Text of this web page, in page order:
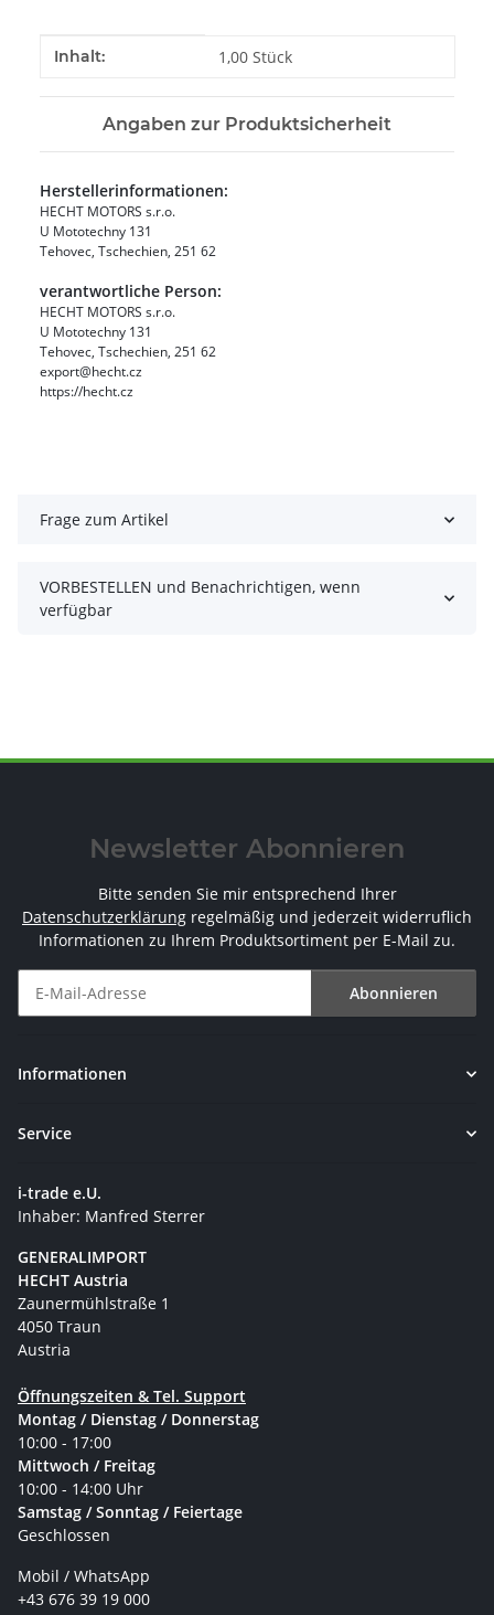
Produkteigenschaft
Wert
Inhalt: 1,00 Stück
Angaben zur Produktsicherheit
Herstellerinformationen:
HECHT MOTORS s.r.o.
U Mototechny 131
Tehovec, Tschechien, 251 62
verantwortliche Person:
HECHT MOTORS s.r.o.
U Mototechny 131
Tehovec, Tschechien, 251 62
export@hecht.cz
https://hecht.cz
Frage zum Artikel
VORBESTELLEN und Benachrichtigen, wenn
verfügbar
Newsletter Abonnieren
Bitte senden Sie mir entsprechend Ihrer
Datenschutzerklärung regelmäßig und jederzeit widerruflich
Informationen zu Ihrem Produktsortiment per E-Mail zu.
Abonnieren
Informationen
Service
i-trade e.U.
Inhaber: Manfred Sterrer
GENERALIMPORT
HECHT Austria
Zaunermühlstraße 1
4050 Traun
Austria
Öffnungszeiten & Tel. Support
Montag / Dienstag / Donnerstag
10:00 - 17:00
Mittwoch / Freitag
10:00 - 14:00 Uhr
Samstag / Sonntag / Feiertage
Geschlossen
Mobil / WhatsApp
+43 676 39 19 000